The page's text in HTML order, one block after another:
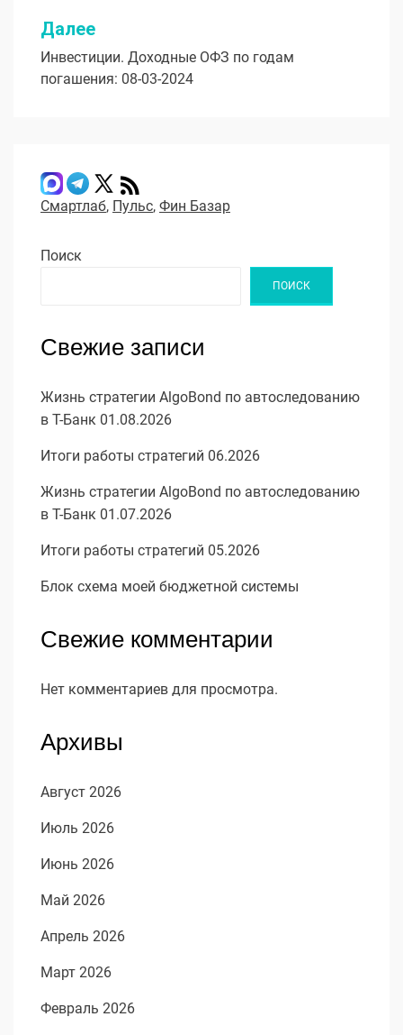
Далее
Инвестиции. Доходные ОФЗ по годам
погашения: 08-03-2024
Смартлаб, Пульс, Фин Базар
Поиск
ПОИСК
Свежие записи
Жизнь стратегии AlgoBond по автоследованию
в Т-Банк 01.08.2026
Итоги работы стратегий 06.2026
Жизнь стратегии AlgoBond по автоследованию
в Т-Банк 01.07.2026
Итоги работы стратегий 05.2026
Блок схема моей бюджетной системы
Свежие комментарии
Нет комментариев для просмотра.
Архивы
Август 2026
Июль 2026
Июнь 2026
Май 2026
Апрель 2026
Март 2026
Февраль 2026